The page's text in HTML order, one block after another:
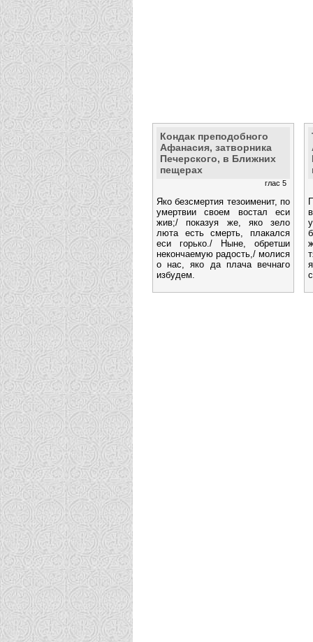
Кондак преподобного
Афанасия, затворника
Печерского, в Ближних
пещерах
глас 5
Яко безсмертия тезоименит, по
умертвии своем востал еси
жив;/ показуя же, яко зело
люта есть смерть, плакался
еси горько./ Ныне, обретши
некончаемую радость,/ молися
о нас, яко да плача вечнаго
избудем.